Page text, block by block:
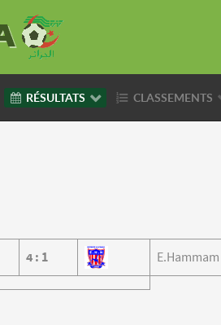
RÉSULTATS CLASSEMENTS
4 : 1